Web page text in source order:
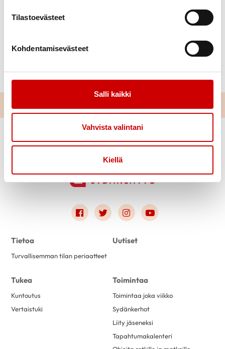
Tilastoevästeet
Kohdentamisevästeet
Salli kaikki
Vahvista valintani
Kiellä
Link to facebook
Link to twitter
Link to instagram
Link to youtube
Tietoa
Turvallisemman tilan periaatteet
Uutiset
Tukea
Kuntoutus
Vertaistuki
Toimintaa
Toimintaa joka viikko
Sydänkerhot
Liity jäseneksi
Tapahtumakalenteri